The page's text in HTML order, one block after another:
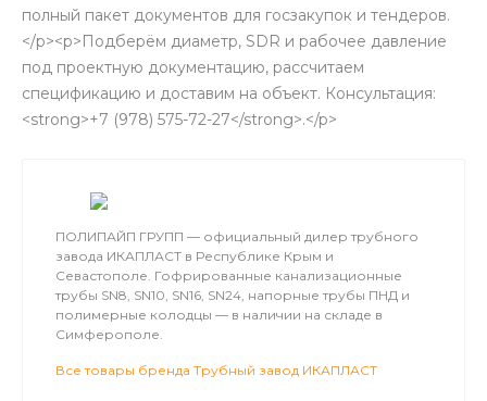
полный пакет документов для госзакупок и тендеров.
</p><p>Подберём диаметр, SDR и рабочее давление
под проектную документацию, рассчитаем
спецификацию и доставим на объект. Консультация:
<strong>+7 (978) 575-72-27</strong>.</p>
ПОЛИПАЙП ГРУПП — официальный дилер трубного
завода ИКАПЛАСТ в Республике Крым и
Севастополе. Гофрированные канализационные
трубы SN8, SN10, SN16, SN24, напорные трубы ПНД и
полимерные колодцы — в наличии на складе в
Симферополе.
Все товары бренда Трубный завод ИКАПЛАСТ